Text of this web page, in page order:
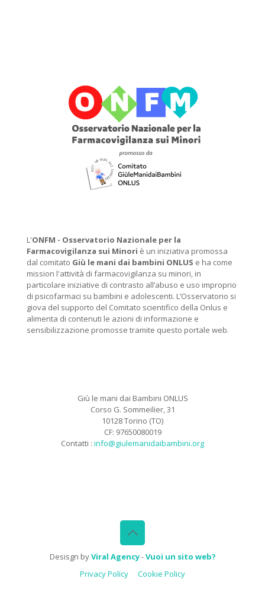
L'ONFM - Osservatorio Nazionale per la
Farmacovigilanza sui Minori è un iniziativa promossa
dal comitato Giù le mani dai bambini ONLUS e ha come
mission l'attività di farmacovigilanza su minori, in
particolare iniziative di contrasto all’abuso e uso improprio
di psicofarmaci su bambini e adolescenti. L’Osservatorio si
giova del supporto del Comitato scientifico della Onlus e
alimenta di contenuti le azioni di informazione e
sensibilizzazione promosse tramite questo portale web.
Giù le mani dai Bambini ONLUS
Corso G. Sommeilier, 31
10128 Torino (TO)
CF: 97650080019
Contatti : info@giulemanidaibambini.org
Desisgn byViral Agency-Vuoi un sito web?
Privacy Policy
Cookie Policy